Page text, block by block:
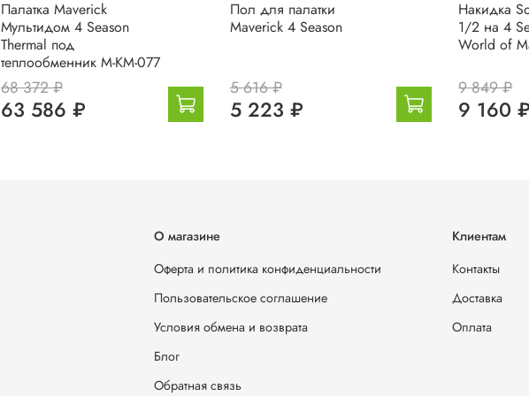
Палатка Maverick
Мультидом 4 Season
Thermal под
теплообменник M-KM-077
68 372 ₽
63 586 ₽
Пол для палатки
Maverick 4 Season
5 616 ₽
5 223 ₽
Накидка
1/2 на 4
World of
9 849 ₽
9 160
О магазине
Оферта и политика конфиденциальности
Пользовательское соглашение
Условия обмена и возврата
Блог
Обратная связь
Клиентам
Контакты
Доставка
Оплата